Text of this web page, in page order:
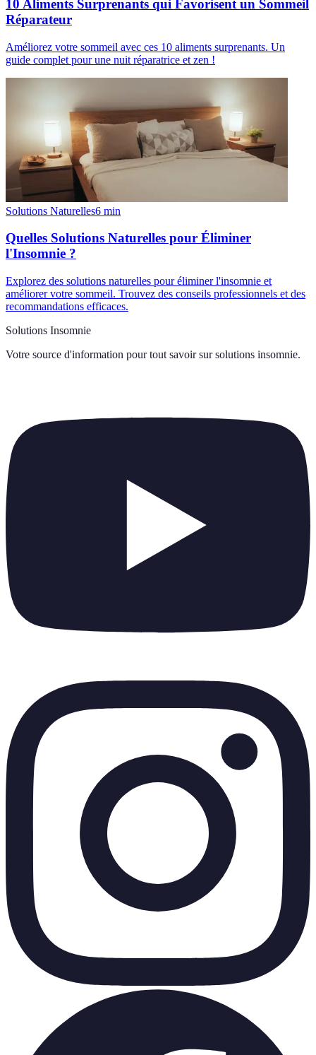
10 Aliments Surprenants qui Favorisent un Sommeil
Réparateur
Améliorez votre sommeil avec ces 10 aliments surprenants. Un
guide complet pour une nuit réparatrice et zen !
Solutions Naturelles6 min
Quelles Solutions Naturelles pour Éliminer
l'Insomnie ?
Explorez des solutions naturelles pour éliminer l'insomnie et
améliorer votre sommeil. Trouvez des conseils professionnels et des
recommandations efficaces.
Solutions Insomnie
Votre source d'information pour tout savoir sur solutions insomnie.